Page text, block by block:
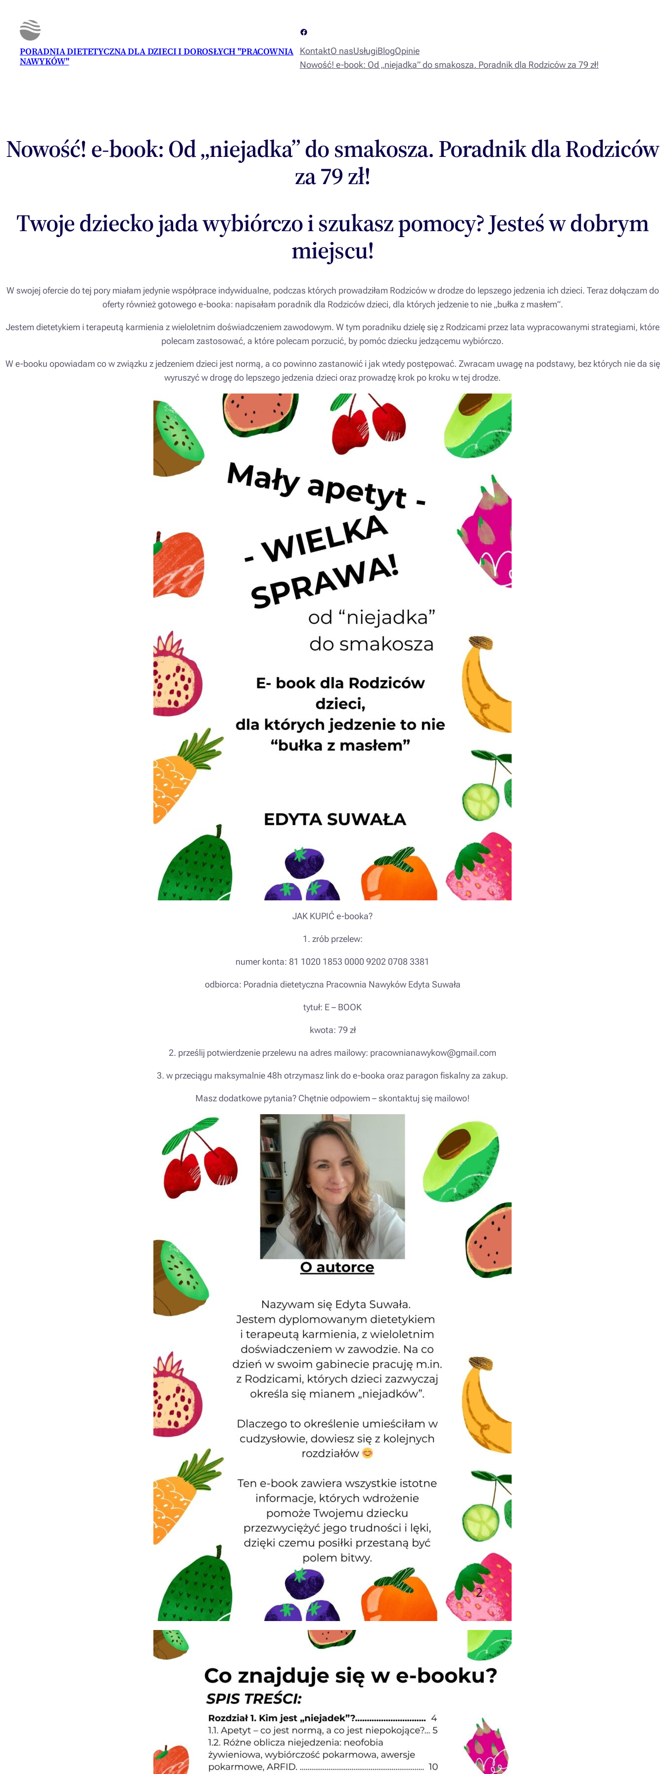
PORADNIA DIETETYCZNA DLA DZIECI I DOROSŁYCH "PRACOWNIA
NAWYKÓW"
Facebook
KontaktO nasUsługiBlogOpinie
Nowość! e-book: Od „niejadka” do smakosza. Poradnik dla Rodziców za 79 zł!
Nowość! e-book: Od „niejadka” do smakosza. Poradnik dla Rodziców
za 79 zł!
Twoje dziecko jada wybiórczo i szukasz pomocy? Jesteś w dobrym
miejscu!
W swojej ofercie do tej pory miałam jedynie współprace indywidualne, podczas których prowadziłam Rodziców w drodze do lepszego jedzenia ich dzieci. Teraz dołączam do
oferty również gotowego e-booka: napisałam poradnik dla Rodziców dzieci, dla których jedzenie to nie „bułka z masłem”.
Jestem dietetykiem i terapeutą karmienia z wieloletnim doświadczeniem zawodowym. W tym poradniku dzielę się z Rodzicami przez lata wypracowanymi strategiami, które
polecam zastosować, a które polecam porzucić, by pomóc dziecku jedzącemu wybiórczo.
W e-booku opowiadam co w związku z jedzeniem dzieci jest normą, a co powinno zastanowić i jak wtedy postępować. Zwracam uwagę na podstawy, bez których nie da się
wyruszyć w drogę do lepszego jedzenia dzieci oraz prowadzę krok po kroku w tej drodze.
JAK KUPIĆ e-booka?
1. zrób przelew:
numer konta: 81 1020 1853 0000 9202 0708 3381
odbiorca: Poradnia dietetyczna Pracownia Nawyków Edyta Suwała
tytuł: E – BOOK
kwota: 79 zł
2. prześlij potwierdzenie przelewu na adres mailowy: pracownianawykow@gmail.com
3. w przeciągu maksymalnie 48h otrzymasz link do e-booka oraz paragon fiskalny za zakup.
Masz dodatkowe pytania? Chętnie odpowiem – skontaktuj się mailowo!